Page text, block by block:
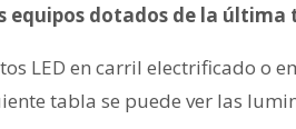
equipos dotados de la última
LED en carril electrificado o
tabla se puede ver las